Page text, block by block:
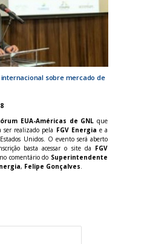
sobre mercado de
EUA-Américas de GNL que
realizado pela FGV Energia e a
Unidos. O evento será aberto
basta acessar o site da FGV
comentário do Superintendente
, Felipe Gonçalves.